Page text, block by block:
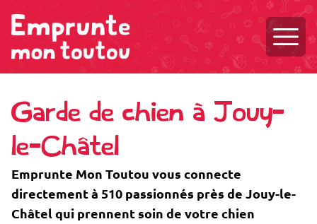
Garde de chien à Jouy-
le-Châtel
Emprunte Mon Toutou vous connecte
directement à 510 passionnés près de Jouy-le-
Châtel qui prennent soin de votre chien